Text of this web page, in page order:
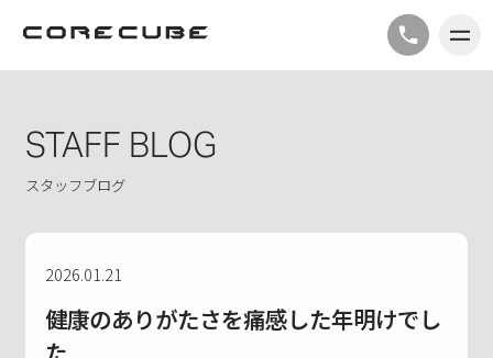
STAFF BLOG
スタッフブログ
2026.01.21
健康のありがたさを痛感した年明けでし
た